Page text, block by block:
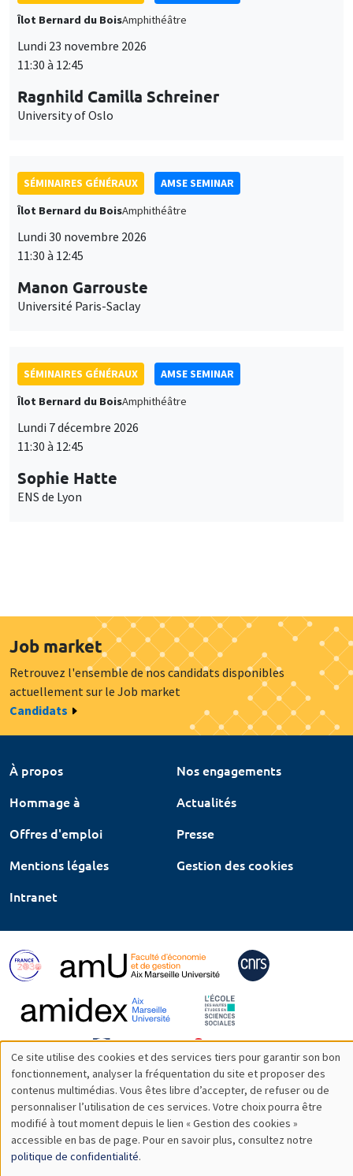
Îlot Bernard du BoisAmphithéâtre
Lundi 23 novembre 2026
11:30 à 12:45
Ragnhild Camilla Schreiner
University of Oslo
SÉMINAIRES GÉNÉRAUX
AMSE SEMINAR
Îlot Bernard du BoisAmphithéâtre
Lundi 30 novembre 2026
11:30 à 12:45
Manon Garrouste
Université Paris-Saclay
SÉMINAIRES GÉNÉRAUX
AMSE SEMINAR
Îlot Bernard du BoisAmphithéâtre
Lundi 7 décembre 2026
11:30 à 12:45
Sophie Hatte
ENS de Lyon
Job market
Retrouvez l'ensemble de nos candidats disponibles
actuellement sur le Job market
Candidats
À propos
Nos engagements
Hommage à
Actualités
Offres d'emploi
Presse
Mentions légales
Gestion des cookies
Intranet
Utilisation
des
données
personnelles
Ce site utilise des cookies et des services tiers pour garantir son bon
fonctionnement, analyser la fréquentation du site et proposer des
contenus multimédias. Vous êtes libre d’accepter, de refuser ou de
personnaliser l’utilisation de ces services. Votre choix pourra être
modifié à tout moment depuis le lien « Gestion des cookies »
accessible en bas de page. Pour en savoir plus, consultez notre
politique de confidentialité.